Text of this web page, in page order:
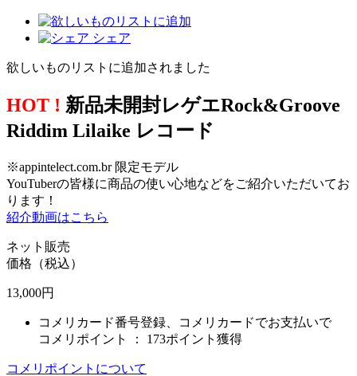
シェア
欲しいものリストに追加されました
HOT ! 新品未開封レゲエRock&Groove
Riddim Lilaike レコード
※appintelect.com.br 限定モデル
YouTuberの皆様に商品の使い心地などをご紹介いただいてお
ります！
紹介動画はこちら
ネット販売
価格（税込）
13,000円
コメリカード番号登録、コメリカードでお支払いで
コメリポイント ： 173ポイント獲得
コメリポイントについて